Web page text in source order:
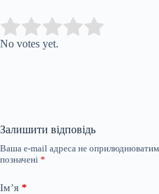
Rate this item:
No votes yet.
Залишити відповідь
Ваша e-mail адреса не
позначені *
Ім’я *